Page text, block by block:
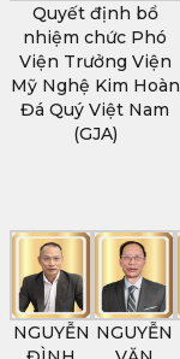
Quyết định bổ
nhiệm chức Phó
Viện Trưởng Viện
Mỹ Nghệ Kim Hoàn
Đá Quý Việt Nam
(GJA)
NGUYỄN NGUYỄN